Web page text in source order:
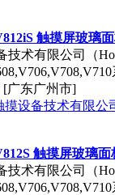
触摸屏玻璃
技术有限公司（
[广东广州市]
摸设备技术有限公
触摸屏玻璃面
技术有限公司（